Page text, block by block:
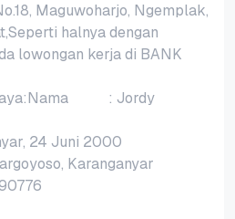
Maguwoharjo, Ngemplak,
halnya dengan
lowongan kerja di BANK
saya:Nama : Jordy
24 Juni 2000
Karanganyar